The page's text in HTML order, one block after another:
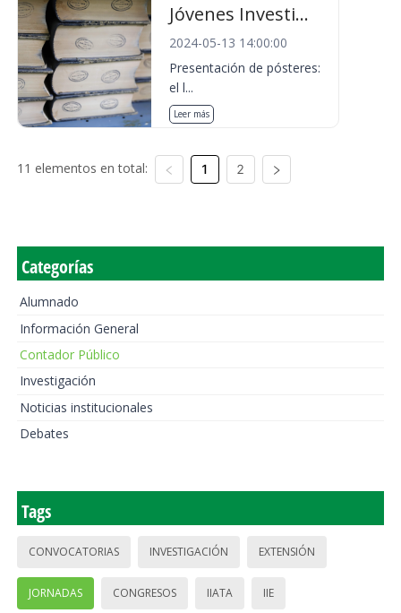
Jóvenes Investi...
2024-05-13 14:00:00
Presentación de pósteres:
el l...
Leer más
11 elementos en total: 1 2
Categorías
Alumnado
Información General
Contador Público
Investigación
Noticias institucionales
Debates
Tags
CONVOCATORIAS INVESTIGACIÓN EXTENSIÓN
JORNADAS CONGRESOS IIATA IIE